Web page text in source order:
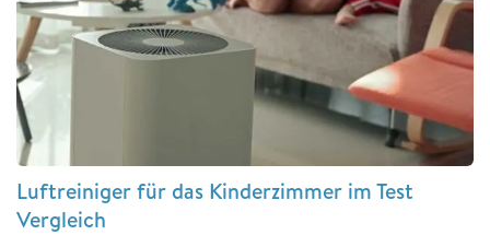
Luftreiniger für das Kinderzimmer im Test
Vergleich